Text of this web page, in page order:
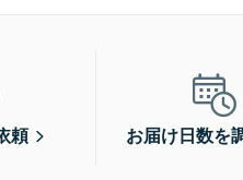
頼 お届け日数を